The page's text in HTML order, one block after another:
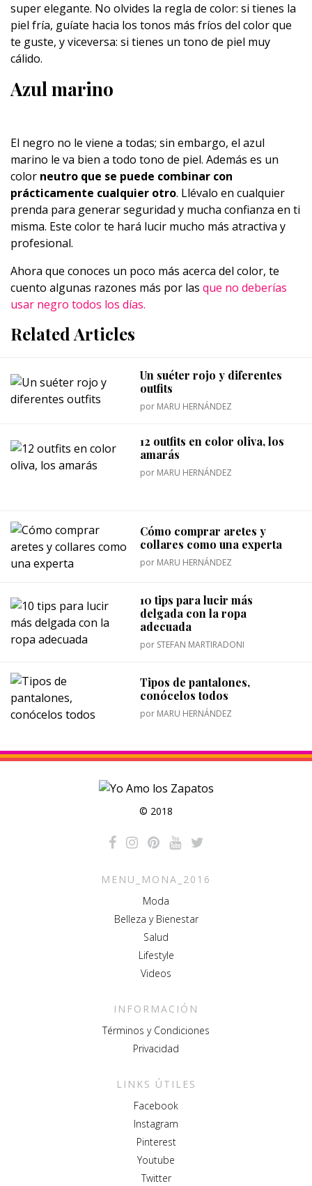
super elegante. No olvides la regla de color: si tienes la
piel fría, guíate hacia los tonos más fríos del color que
te guste, y viceversa: si tienes un tono de piel muy
cálido.
Azul marino
El negro no le viene a todas; sin embargo, el azul
marino le va bien a todo tono de piel. Además es un
color neutro que se puede combinar con
prácticamente cualquier otro. Llévalo en cualquier
prenda para generar seguridad y mucha confianza en ti
misma. Este color te hará lucir mucho más atractiva y
profesional.
Ahora que conoces un poco más acerca del color, te
cuento algunas razones más por las que no deberías
usar negro todos los días.
Related Articles
Un suéter rojo y diferentes
outfits
por MARU HERNÁNDEZ
12 outfits en color oliva, los
amarás
por MARU HERNÁNDEZ
Cómo comprar aretes y
collares como una experta
por MARU HERNÁNDEZ
10 tips para lucir más
delgada con la ropa
adecuada
por STEFAN MARTIRADONI
Tipos de pantalones,
conócelos todos
por MARU HERNÁNDEZ
© 2018
MENU_MONA_2016
Moda
Belleza y Bienestar
Salud
Lifestyle
Videos
INFORMACIÓN
Términos y Condiciones
Privacidad
LINKS ÚTILES
Facebook
Instagram
Pinterest
Youtube
Twitter